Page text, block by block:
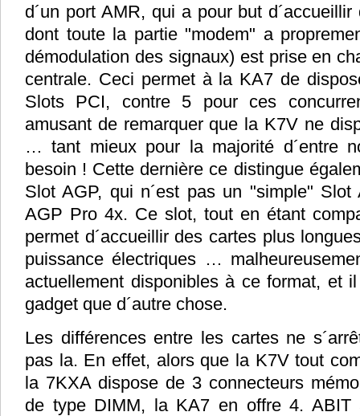
d´un port AMR, qui a pour but
dont toute la partie "modem" a
démodulation des signaux) est prise en
centrale. Ceci permet à la KA7 de
Slots PCI, contre 5 pour ces
amusant de remarquer que la K7V ne
… tant mieux pour la majorité d´entre
besoin ! Cette dernière ce distingue
Slot AGP, qui n´est pas un "simple"
AGP Pro 4x. Ce slot, tout en étant
permet d´accueillir des cartes plus
puissance électriques …
actuellement disponibles à ce format, et
gadget que d´autre chose.
Les différences entre les cartes ne
pas la. En effet, alors que la K7V tout
la 7KXA dispose de 3 connecteurs
de type DIMM, la KA7 en offre 4. ABIT